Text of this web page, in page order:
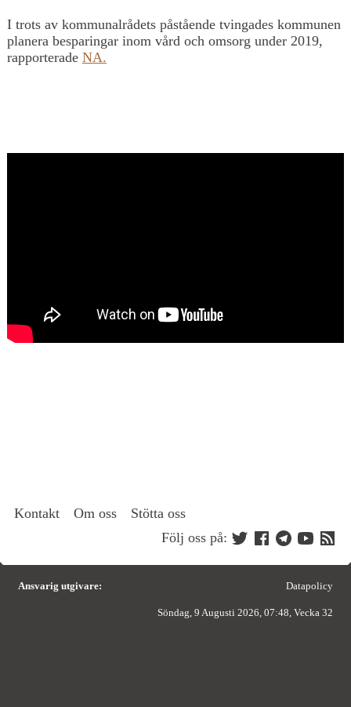
I trots av kommunalrådets påstående tvingades kommunen
planera besparingar inom vård och omsorg under 2019,
rapporterade NA.
Kontakt Om oss
Stötta oss
Följ oss på:
Ansvarig utgivare: Datapolicy
Söndag, 9 Augusti 2026, 07:48, Vecka 32